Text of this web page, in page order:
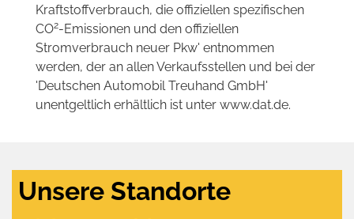
Kraftstoffverbrauch, die offiziellen spezifischen
CO2-Emissionen und den offiziellen
Stromverbrauch neuer Pkw' entnommen
werden, der an allen Verkaufsstellen und bei der
'Deutschen Automobil Treuhand GmbH'
unentgeltlich erhältlich ist unter www.dat.de.
Unsere Standorte